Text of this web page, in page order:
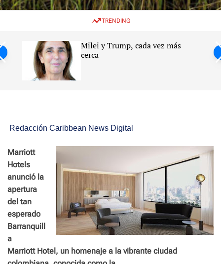
w
c
e
e
TRENDING
Milei y Trump, cada vez más
cerca
Redacción Caribbean News Digital
Marriott
Hotels
anunció la
apertura
del tan
esperado
Barranquill
a
Marriott Hotel, un homenaje a la vibrante ciudad